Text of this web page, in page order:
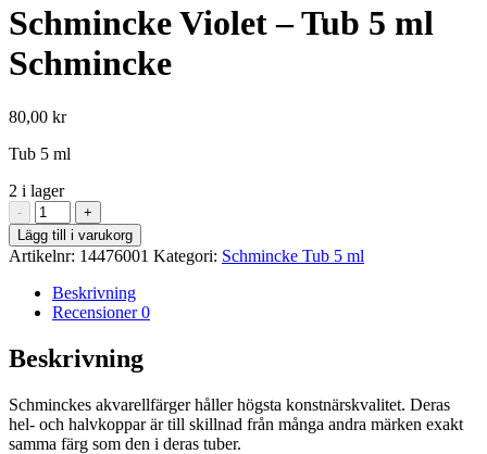
Schmincke Violet – Tub 5 ml
Schmincke
80,00 kr
Tub 5 ml
2 i lager
-
Schmincke
Violet
-
Tub
5
ml
Schmincke
mängd
+
Lägg till i varukorg
Artikelnr: 14476001 Kategori: Schmincke Tub 5 ml
Beskrivning
Recensioner0
Beskrivning
Schminckes akvarellfärger håller högsta konstnärskvalitet. Deras
hel- och halvkoppar är till skillnad från många andra märken exakt
samma färg som den i deras tuber.